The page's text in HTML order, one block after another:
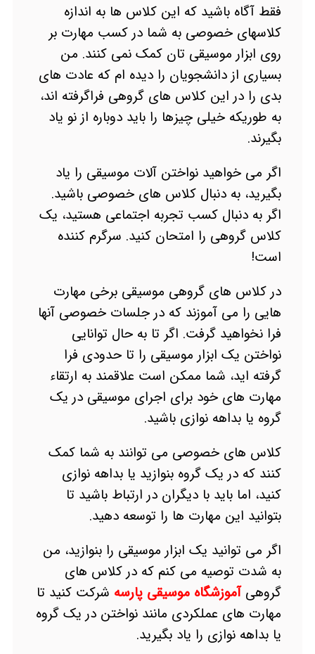
فقط آگاه باشید که این کلاس ها به اندازه
کلاسهای خصوصی به شما در کسب مهارت بر
روی ابزار موسیقی تان کمک نمی کنند. من
بسیاری از دانشجویان را دیده ام که عادت های
بدی را در این کلاس های گروهی فراگرفته اند،
به طوریکه خیلی چیزها را باید دوباره از نو یاد
بگیرند.
اگر می خواهید نواختن آلات موسیقی را یاد
بگیرید، به دنبال کلاس های خصوصی باشید.
اگر به دنبال کسب تجربه اجتماعی هستید، یک
کلاس گروهی را امتحان کنید. سرگرم کننده
است!
در کلاس های گروهی موسیقی برخی مهارت
هایی را می آموزند که در جلسات خصوصی آنها
فرا نخواهید گرفت. اگر تا به حال توانایی
نواختن یک ابزار موسیقی را تا حدودی فرا
گرفته اید، شما ممکن است علاقمند به ارتقاء
مهارت های خود برای اجرای موسیقی در یک
گروه یا بداهه نوازی باشید.
کلاس های خصوصی می توانند به شما کمک
کنند که در یک گروه بنوازید یا بداهه نوازی
کنید، اما باید با دیگران در ارتباط باشید تا
بتوانید این مهارت ها را توسعه دهید.
اگر می توانید یک ابزار موسیقی را بنوازید، من
به شدت توصیه می کنم که در کلاس های
گروهیآموزشگاه موسیقی پارسه شرکت کنید تا
مهارت های عملکردی مانند نواختن در یک گروه
یا بداهه نوازی را یاد بگیرید.